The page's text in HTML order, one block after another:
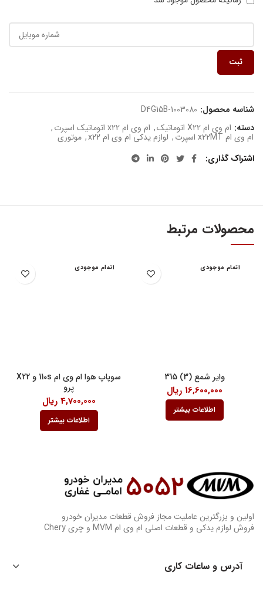
ثبت
شناسه محصول: D4G15B-1003080
دسته: ام وی ام X22 اتوماتیک , ام وی ام x22 اتوماتیک اسپرت ,
ام وی ام x22MT اسپرت , لوازم یدکی ام وی ام x22 , موتوری
اشتراک گذاری
محصولات مرتبط
اتمام موجودی
وایر شمع (3) 315
16,600,000 ریال
اطلاعات بیشتر
اتمام موجودی
سوپاپ هوا ام وی ام 110s و X22
پرو
4,700,000 ریال
اطلاعات بیشتر
اولین و بزرگترین عاملیت مجاز فروش قطعات مدیران خودرو
فروش لوازم یدکی و قطعات اصلی ام وی ام MVM و چری Chery
آدرس و ساعات کاری